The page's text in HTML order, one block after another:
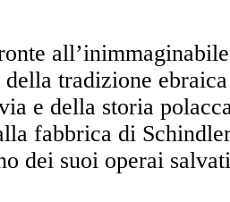
della tradizione
e della storia
fabbrica di
dei suoi operai